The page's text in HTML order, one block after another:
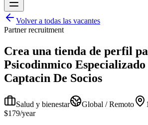
Volver a todas las vacantes
Partner recruitment
Crea una tienda de perfil
Psicodinmico
Captacin De Socios
Salud y bienestar Global / Remoto
$179/year